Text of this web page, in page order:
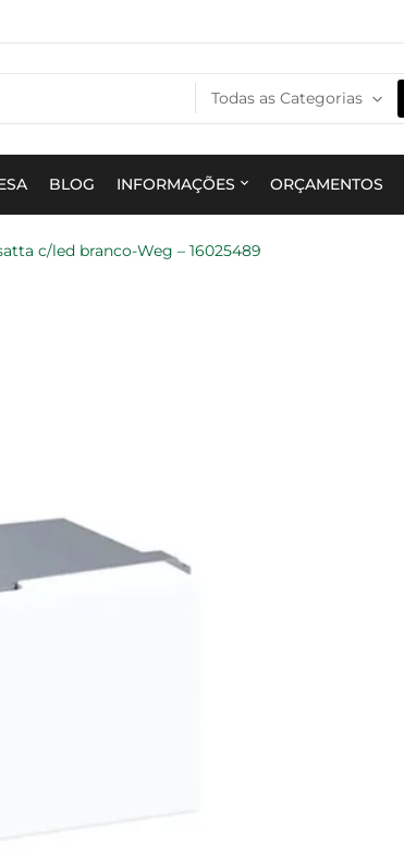
Todas as Categorias
BLOG INFORMAÇÕES ORÇAMENTOS
c/led branco-Weg – 16025489